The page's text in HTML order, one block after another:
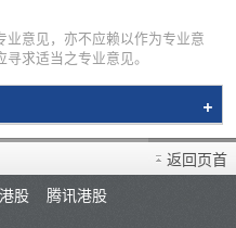
意见，亦不应赖以作为专业意
求适当之专业意见。
返回页首
股
腾讯港股